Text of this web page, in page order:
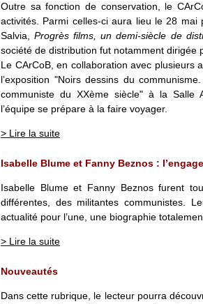
Outre sa fonction de conservation, le
activités. Parmi celles-ci aura lieu le 28
Salvia,Progrès films, un demi-siècle de
société de distribution fut notamment dirigée
Le CArCoB, en collaboration avec plusieurs
l’exposition "Noirs dessins du
communiste du XXème siècle" à la Salle
l’équipe se prépare à la faire voyager.
> Lire la suite
Isabelle Blume et Fanny Beznos :
Isabelle Blume et Fanny Beznos furent
différentes, des militantes communistes.
actualité pour l’une, une biographie
> Lire la suite
Nouveautés
Dans cette rubrique, le lecteur pourra